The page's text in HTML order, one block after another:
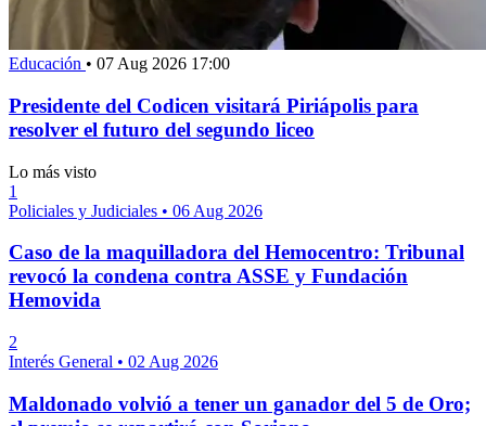
Educación • 07 Aug 2026 17:00
Presidente del Codicen visitará Piriápolis para
resolver el futuro del segundo liceo
Lo más visto
1
Policiales y Judiciales • 06 Aug 2026
Caso de la maquilladora del Hemocentro: Tribunal
revocó la condena contra ASSE y Fundación
Hemovida
2
Interés General • 02 Aug 2026
Maldonado volvió a tener un ganador del 5 de Oro;